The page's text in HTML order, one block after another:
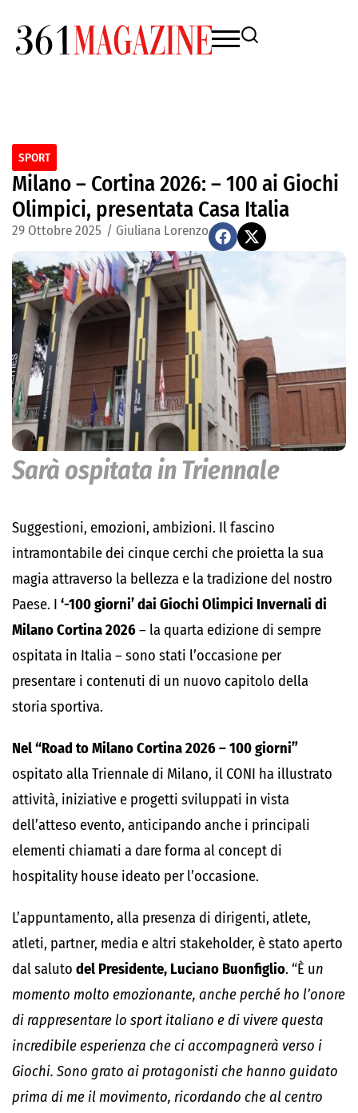
SPORT
Milano – Cortina 2026: – 100 ai Giochi
Olimpici, presentata Casa Italia
29 Ottobre 2025 / Giuliana Lorenzo
Sarà ospitata in Triennale
Suggestioni, emozioni, ambizioni. Il fascino
intramontabile dei cinque cerchi che proietta la sua
magia attraverso la bellezza e la tradizione del nostro
Paese. I ‘-100 giorni’ dai Giochi Olimpici Invernali di
Milano Cortina 2026– la quarta edizione di sempre
ospitata in Italia – sono stati l’occasione per
presentare i contenuti di un nuovo capitolo della
storia sportiva.
Nel “Road to Milano Cortina 2026 – 100 giorni”
ospitato alla Triennale di Milano, il CONI ha illustrato
attività, iniziative e progetti sviluppati in vista
dell’atteso evento, anticipando anche i principali
elementi chiamati a dare forma al concept di
hospitality house ideato per l’occasione.
L’appuntamento, alla presenza di dirigenti, atlete,
atleti, partner, media e altri stakeholder, è stato aperto
dal saluto del Presidente, Luciano Buonfiglio. “È un
momento molto emozionante, anche perché ho l’onore
di rappresentare lo sport italiano e di vivere questa
incredibile esperienza che ci accompagnerà verso i
Giochi. Sono grato ai protagonisti che hanno guidato
prima di me il movimento, ricordando che al centro